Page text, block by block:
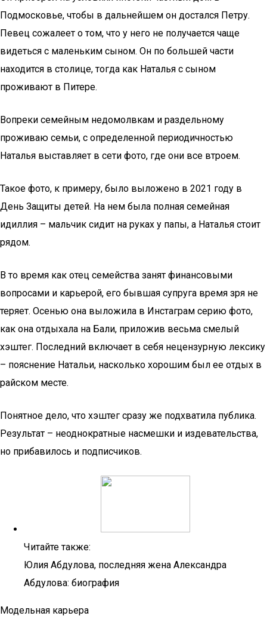
Подмосковье, чтобы в дальнейшем он достался Петру.
Певец сожалеет о том, что у него не получается чаще
видеться с маленьким сыном. Он по большей части
находится в столице, тогда как Наталья с сыном
проживают в Питере.
Вопреки семейным недомолвкам и раздельному
проживаю семьи, с определенной периодичностью
Наталья выставляет в сети фото, где они все втроем.
Такое фото, к примеру, было выложено в 2021 году в
День Защиты детей. На нем была полная семейная
идиллия – мальчик сидит на руках у папы, а Наталья стоит
рядом.
В то время как отец семейства занят финансовыми
вопросами и карьерой, его бывшая супруга время зря не
теряет. Осенью она выложила в Инстаграм серию фото,
как она отдыхала на Бали, приложив весьма смелый
хэштег. Последний включает в себя нецензурную лексику
– пояснение Натальи, насколько хорошим был ее отдых в
райском месте.
Понятное дело, что хэштег сразу же подхватила публика.
Результат – неоднократные насмешки и издевательства,
но прибавилось и подписчиков.
Читайте также:
Юлия Абдулова, последняя жена Александра
Абдулова: биография
Модельная карьера